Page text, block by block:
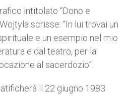
intitolato “Dono e
scrisse: “In lui trovai un
e un esempio nel mio
e dal teatro, per la
al sacerdozio”.
il 22 giugno 1983